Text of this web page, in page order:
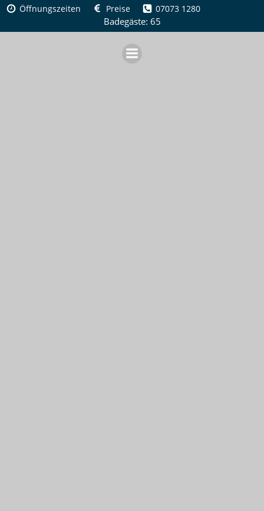
Zum
Inhalt
springen
Öffnungszeiten Preise 07073 1280
Badegäste: 65